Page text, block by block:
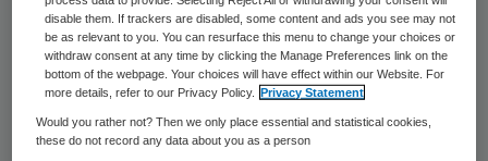
2006 Stichting Buurtzorg Nederland
opgericht.
De Blok maakte school met zelfsturende
disable them. If trackers are disabled, some content and ads you see may not
be as relevant to you. You can resurface this menu to change your choices or
withdraw consent at any time by clicking the Manage Preferences link on the
bottom of the webpage. Your choices will have effect within our Website. For
more details, refer to our Privacy Policy. Privacy Statement
Would you rather not? Then we only place essential and statistical cookies,
these do not record any data about you as a person